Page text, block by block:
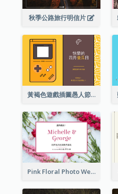
秋季公路旅行明信片
黃褐色遊戲插圖愚人節明信片
Pink Floral Photo Wedding Postcard